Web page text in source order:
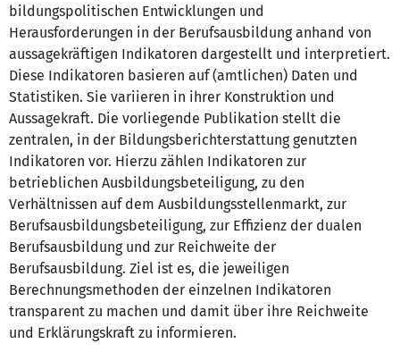
bildungspolitischen Entwicklungen und
Herausforderungen in der Berufsausbildung anhand von
aussagekräftigen Indikatoren dargestellt und interpretiert.
Diese Indikatoren basieren auf (amtlichen) Daten und
Statistiken. Sie variieren in ihrer Konstruktion und
Aussagekraft. Die vorliegende Publikation stellt die
zentralen, in der Bildungsberichterstattung genutzten
Indikatoren vor. Hierzu zählen Indikatoren zur
betrieblichen Ausbildungsbeteiligung, zu den
Verhältnissen auf dem Ausbildungsstellenmarkt, zur
Berufsausbildungsbeteiligung, zur Effizienz der dualen
Berufsausbildung und zur Reichweite der
Berufsausbildung. Ziel ist es, die jeweiligen
Berechnungsmethoden der einzelnen Indikatoren
transparent zu machen und damit über ihre Reichweite
und Erklärungskraft zu informieren.